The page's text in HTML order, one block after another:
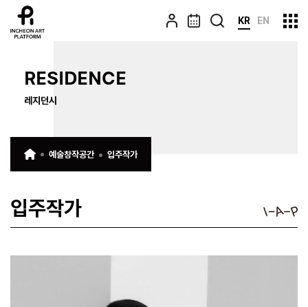
KR EN
RESIDENCE
레지던시
예술창작공간 입주작가
입주작가